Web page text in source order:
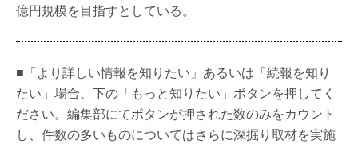
億円規模を目指すとしている。
■「より詳しい情報を知りたい」あるいは「続報を知り
たい」場合、下の「もっと知りたい」ボタンを押してく
ださい。編集部にてボタンが押された数のみをカウント
し、件数の多いものについてはさらに深掘り取材を実施